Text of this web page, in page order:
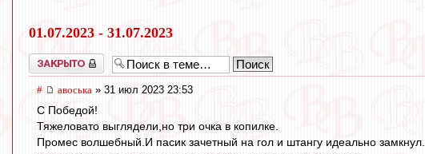
01.07.2023 - 31.07.2023
Закрыто
# авоська » 31 июл 2023 23:53
С Победой!
Тяжеловато выглядели,но три очка в копилке.
Промес волшебный.И пасик зачетный на гол и штангу идеально замкнул.